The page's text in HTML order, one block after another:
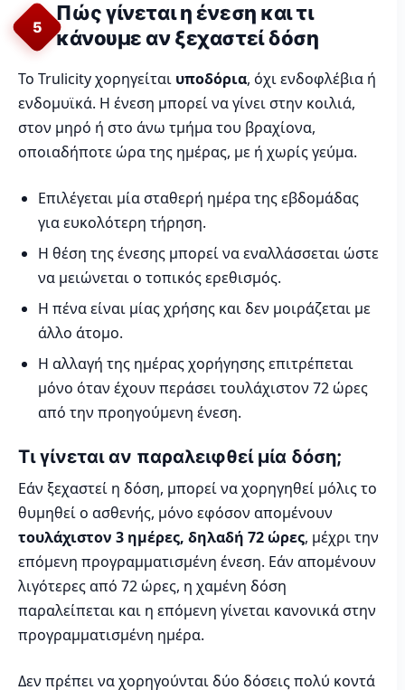
5
Πώς γίνεται η ένεση και τι
κάνουμε αν ξεχαστεί δόση
Το Trulicity χορηγείται υποδόρια, όχι ενδοφλέβια ή
ενδομυϊκά. Η ένεση μπορεί να γίνει στην κοιλιά,
στον μηρό ή στο άνω τμήμα του βραχίονα,
οποιαδήποτε ώρα της ημέρας, με ή χωρίς γεύμα.
Επιλέγεται μία σταθερή ημέρα της εβδομάδας
για ευκολότερη τήρηση.
Η θέση της ένεσης μπορεί να εναλλάσσεται ώστε
να μειώνεται ο τοπικός ερεθισμός.
Η πένα είναι μίας χρήσης και δεν μοιράζεται με
άλλο άτομο.
Η αλλαγή της ημέρας χορήγησης επιτρέπεται
μόνο όταν έχουν περάσει τουλάχιστον 72 ώρες
από την προηγούμενη ένεση.
Τι γίνεται αν παραλειφθεί μία δόση;
Εάν ξεχαστεί η δόση, μπορεί να χορηγηθεί μόλις το
θυμηθεί ο ασθενής, μόνο εφόσον απομένουν
τουλάχιστον 3 ημέρες, δηλαδή 72 ώρες, μέχρι την
επόμενη προγραμματισμένη ένεση. Εάν απομένουν
λιγότερες από 72 ώρες, η χαμένη δόση
παραλείπεται και η επόμενη γίνεται κανονικά στην
προγραμματισμένη ημέρα.
Δεν πρέπει να χορηγούνται δύο δόσεις πολύ κοντά